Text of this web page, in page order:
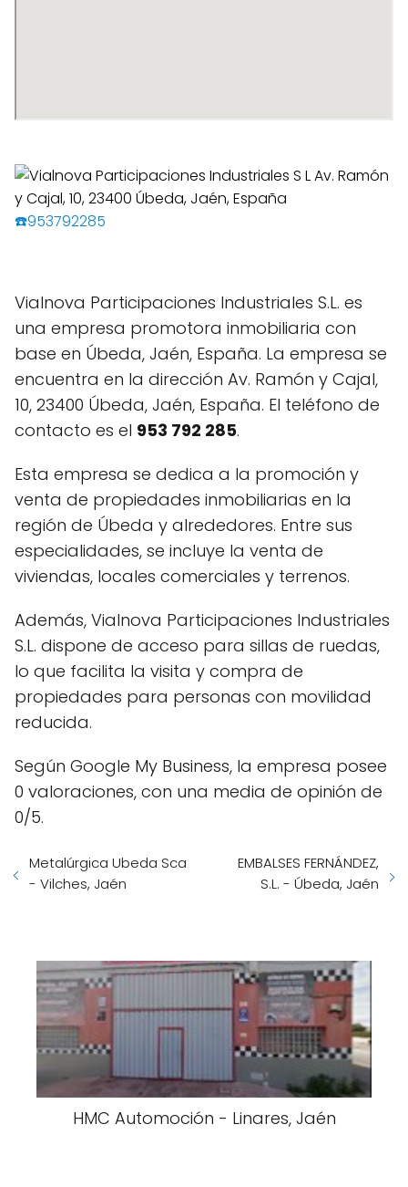
☎️953792285
Vialnova Participaciones Industriales S.L. es
una empresa promotora inmobiliaria con
base en Úbeda, Jaén, España. La empresa se
encuentra en la dirección Av. Ramón y Cajal,
10, 23400 Úbeda, Jaén, España. El teléfono de
contacto es el 953 792 285.
Esta empresa se dedica a la promoción y
venta de propiedades inmobiliarias en la
región de Úbeda y alrededores. Entre sus
especialidades, se incluye la venta de
viviendas, locales comerciales y terrenos.
Además, Vialnova Participaciones Industriales
S.L. dispone de acceso para sillas de ruedas,
lo que facilita la visita y compra de
propiedades para personas con movilidad
reducida.
Según Google My Business, la empresa posee
0 valoraciones, con una media de opinión de
0/5.
Metalúrgica Ubeda Sca
- Vilches, Jaén
EMBALSES FERNÁNDEZ,
S.L. - Úbeda, Jaén
HMC Automoción - Linares, Jaén